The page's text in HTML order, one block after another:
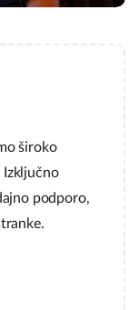
široko
Izključno
podporo,